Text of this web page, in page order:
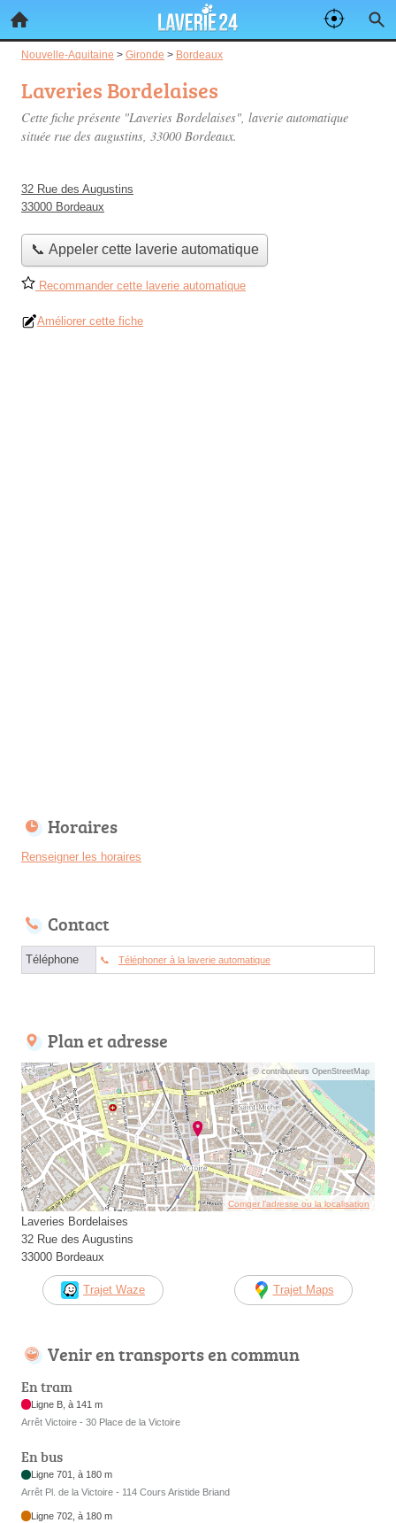
Nouvelle-Aquitaine > Gironde > Bordeaux
Laveries Bordelaises
Cette fiche présente "Laveries Bordelaises", laverie automatique
située rue des augustins, 33000 Bordeaux.
32 Rue des Augustins
33000 Bordeaux
📞 Appeler cette laverie automatique
Recommander cette laverie automatique
Améliorer cette fiche
Horaires
Renseigner les horaires
Contact
Téléphone Téléphoner à la laverie automatique
Plan et adresse
© contributeurs OpenStreetMap
Corriger l’adresse ou la localisation
Laveries Bordelaises
32 Rue des Augustins
33000 Bordeaux
Trajet Waze Trajet Maps
Venir en transports en commun
En tram
Ligne B, à 141 m
Arrêt Victoire - 30 Place de la Victoire
En bus
Ligne 701, à 180 m
Arrêt Pl. de la Victoire - 114 Cours Aristide Briand
Ligne 702, à 180 m